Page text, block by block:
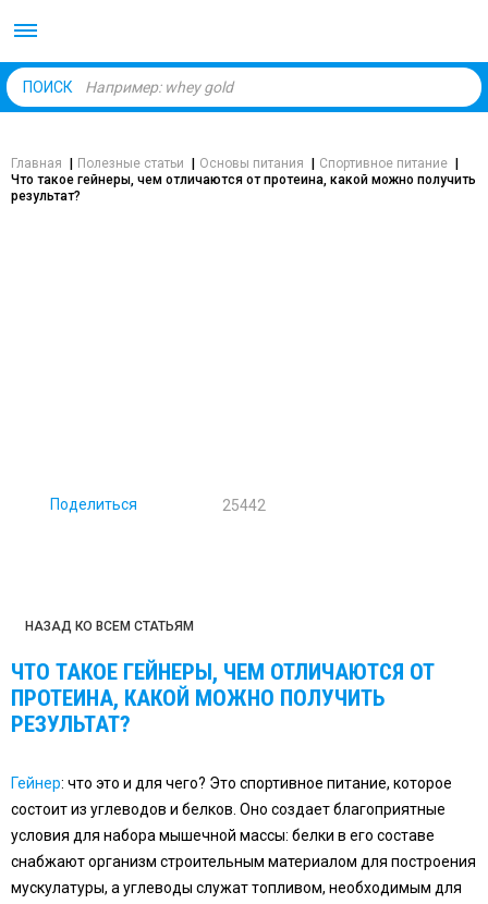
ПОИСК
Главная Полезные статьи Основы питания Спортивное питание
Что такое гейнеры, чем отличаются от протеина, какой можно получить
результат?
Поделиться 25442
НАЗАД КО ВСЕМ СТАТЬЯМ
ЧТО ТАКОЕ ГЕЙНЕРЫ, ЧЕМ ОТЛИЧАЮТСЯ ОТ
ПРОТЕИНА, КАКОЙ МОЖНО ПОЛУЧИТЬ
РЕЗУЛЬТАТ?
Гейнер: что это и для чего? Это спортивное питание, которое
состоит из углеводов и белков. Оно создает благоприятные
условия для набора мышечной массы: белки в его составе
снабжают организм строительным материалом для построения
мускулатуры, а углеводы служат топливом, необходимым для